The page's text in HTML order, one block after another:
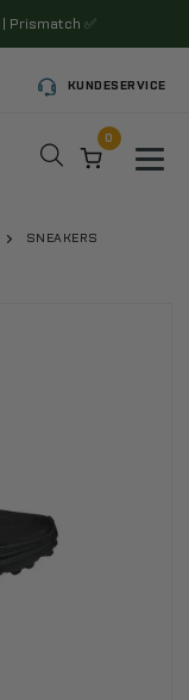
| Prismatch ✅
KUNDESERVICE
0
SNEAKERS